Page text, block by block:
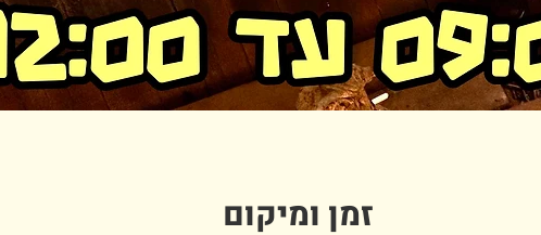
זמן ומיקום